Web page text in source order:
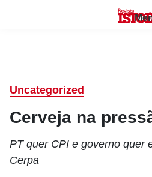
Uncategorized
Cerveja na
PT quer CPI e governo quer
Cerpa